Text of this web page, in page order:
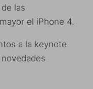
las
el iPhone 4.
a la keynote